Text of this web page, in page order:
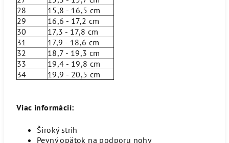
28
15,8 - 16,5 cm
29
16,6 - 17,2 cm
30
17,3 - 17,8 cm
31
17,9 - 18,6 cm
32
18,7 - 19,3 cm
33
19,4 - 19,8 cm
34
19,9 - 20,5 cm
Viac informácií:
Široký strih
Pevný opätok na podporu nohy